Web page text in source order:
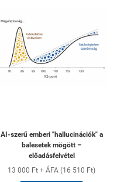
AI-szerű emberi "hallucinációk" a
balesetek mögött –
előadásfelvétel
13 000 Ft + ÁFA (16 510 Ft)